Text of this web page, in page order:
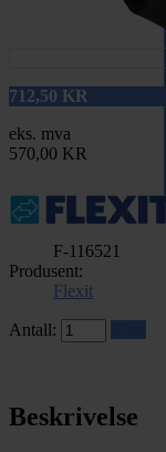
712,50 KR
eks. mva
570,00 KR
F-116521
Produsent:
Flexit
Antall:
Beskrivelse